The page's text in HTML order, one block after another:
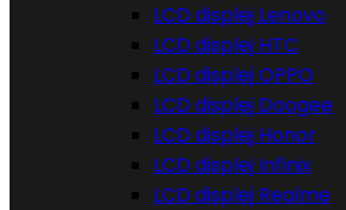
LCD displej Lenovo
LCD displej HTC
LCD displej OPPO
LCD displej Doogee
LCD displej Honor
LCD displej Infinix
LCD displej Realme